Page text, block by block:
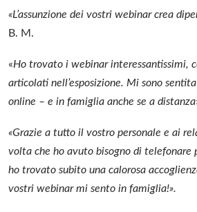
«L’assunzione dei vostri webinar crea
B. M.
«Ho trovato i webinar interessantissimi,
articolati nell’esposizione. Mi sono
online – e in famiglia anche se a distanza
«Grazie a tutto il vostro personale e ai
volta che ho avuto bisogno di telefonare
ho trovato subito una calorosa
vostri webinar mi sento in famiglia!».